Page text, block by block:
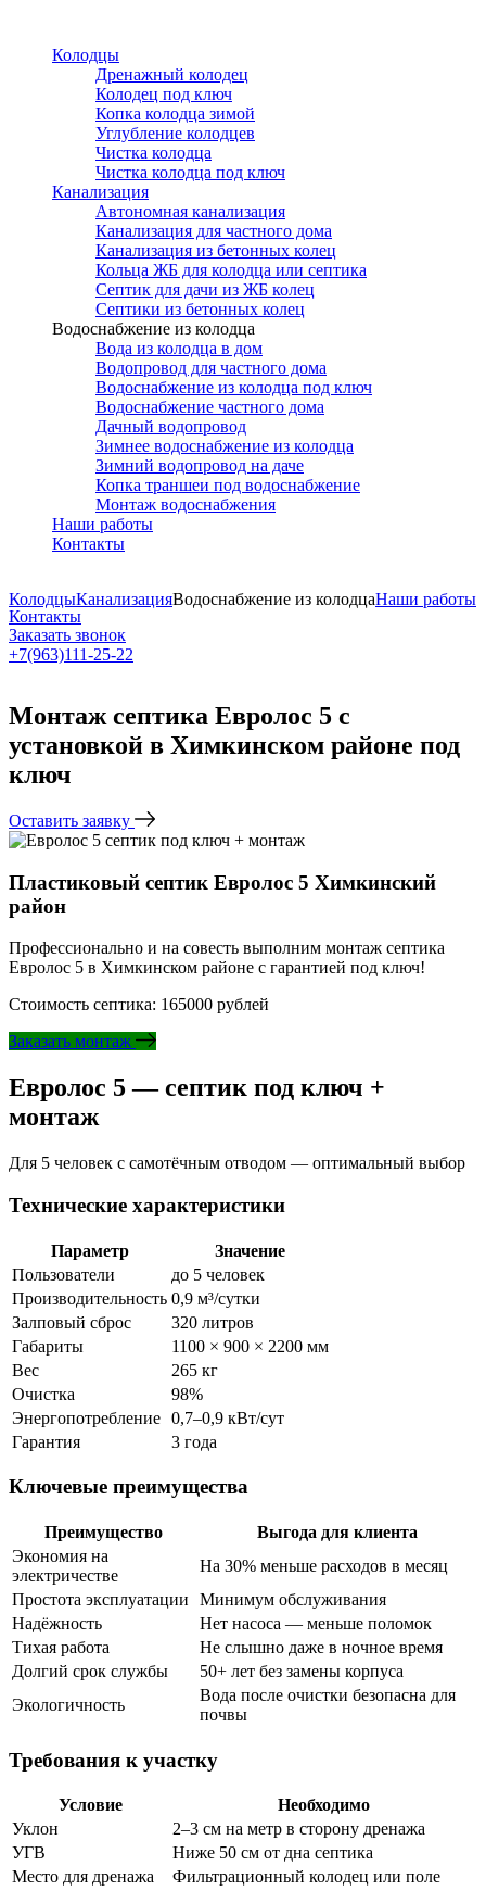
основному
содержанию
Колодцы
Дренажный колодец
Колодец под ключ
Копка колодца зимой
Углубление колодцев
Чистка колодца
Чистка колодца под ключ
Канализация
Автономная канализация
Канализация для частного дома
Канализация из бетонных колец
Кольца ЖБ для колодца или септика
Септик для дачи из ЖБ колец
Септики из бетонных колец
Водоснабжение из колодца
Вода из колодца в дом
Водопровод для частного дома
Водоснабжение из колодца под ключ
Водоснабжение частного дома
Дачный водопровод
Зимнее водоснабжение из колодца
Зимний водопровод на даче
Копка траншеи под водоснабжение
Монтаж водоснабжения
Наши работы
Контакты
КолодцыКанализацияВодоснабжение из колодцаНаши работы
Контакты
Заказать звонок
+7(963)111-25-22
Монтаж септика Евролос 5 с
установкой в Химкинском районе под
ключ
Оставить заявку
Пластиковый септик Евролос 5 Химкинский
район
Профессионально и на совесть выполним монтаж септика
Евролос 5 в Химкинском районе с гарантией под ключ!
Стоимость септика: 165000 рублей
Заказать монтаж
Евролос 5 — септик под ключ +
монтаж
Для 5 человек с самотёчным отводом — оптимальный выбор
Технические характеристики
Параметр
Значение
Пользователи
до 5 человек
Производительность 0,9 м³/сутки
Залповый сброс
320 литров
Габариты
1100 × 900 × 2200 мм
Вес
265 кг
Очистка
98%
Энергопотребление 0,7–0,9 кВт/сут
Гарантия
3 года
Ключевые преимущества
Преимущество
Выгода для клиента
Экономия на
электричестве
На 30% меньше расходов в месяц
Простота эксплуатации
Минимум обслуживания
Надёжность
Нет насоса — меньше поломок
Тихая работа
Не слышно даже в ночное время
Долгий срок службы
50+ лет без замены корпуса
Экологичность
Вода после очистки безопасна для
почвы
Требования к участку
Условие
Необходимо
Уклон
2–3 см на метр в сторону дренажа
УГВ
Ниже 50 см от дна септика
Место для дренажа
Фильтрационный колодец или поле